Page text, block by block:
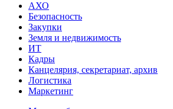
АХО
Безопасность
Закупки
Земля и недвижимость
ИТ
Кадры
Канцелярия, секретариат, архив
Логистика
Маркетинг